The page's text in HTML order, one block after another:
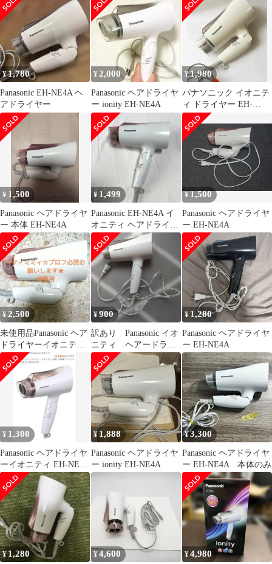
ブラウン調 EH-NE4A-T
¥1,780
Panasonic EH-NE4A ヘ
アドライヤー
¥2,000
Panasonic ヘアドライヤ
ー ionity EH-NE4A
¥1,980
パナソニック イオニテ
ィ ドライヤー EH-
NE4A ブラウン調
¥ 1,500
Panasonic ヘアドライヤ
ー 本体 EH-NE4A
¥ 1,499
Panasonic EH-NE4A イ
オニティ ヘアドライヤ
ー
¥1,500
Panasonic ヘアドライヤ
ー EH-NE4A
¥2,500
未使用品Panasonic ヘア
ドライヤーイオニティ
EH-NE4Ａ-PP
¥900
訳あり Panasonic イオ
ニティ ヘアードライ
ヤー EH-NE4A
¥ 1,280
Panasonic ヘアドライヤ
ー EH-NE4A
¥ 1,300
Panasonic ヘアドライヤ
ーイオニティ EH-NE4
Ａ-PP SALE中❣️
¥ 1,888
Panasonic ヘアドライヤ
ー ionity EH-NE4A
¥3,300
Panasonic ヘアドライヤ
ー EH-NE4A 本体のみ
¥1,280 ¥4,600 ¥4,980